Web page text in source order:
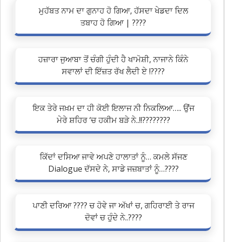
ਮੁਹੱਬਤ ਨਾਮ ਦਾ ਗੁਨਾਹ ਹੋ ਗਿਆ, ਹੱਸਦਾ ਖੇਡਦਾ ਦਿਲ
ਤਬਾਹ ਹੋ ਗਿਆ | ????
ਹਜ਼ਾਰਾ ਜੁਆਬਾ ਤੋਂ ਚੰਗੀ ਹੁੰਦੀ ਹੈ ਖਾਮੋਸ਼ੀ, ਨਾਜਾਨੇ ਕਿੰਨੇ
ਸਵਾਲਾਂ ਦੀ ਇੱਜ਼ਤ ਰੱਖ ਲੈਦੀ ਏ !????
ਇਕ ਤੇਰੇ ਜਖ਼ਮ ਦਾ ਹੀ ਕੋਈ ਇਲਾਜ ਨੀ ਨਿਕਲਿਆ….. ਉਂਜ
ਮੇਰੇ ਸ਼ਹਿਰ ‘ਚ ਹਕੀਮ ਬੜੇ ਨੇ..!!????????
ਕਿੱਦਾਂ ਦਸਿਆ ਜਾਵੇ ਅਪਣੇ ਹਾਲਾਤਾਂ ਨੂੰ… ਕਮਲੇ ਸੱਜਣ
Dialogue ਦੱਸਦੇ ਨੇ, ਸਾਡੇ ਜਜ਼ਬਾਤਾਂ ਨੂੰ…????
ਪਾਣੀ ਦਰਿਆ ???? ਚ ਹੋਵੇ ਜਾ ਅੱਖਾਂ ਚ, ਗਹਿਰਾਈ ਤੇ ਰਾਜ
ਦੋਵਾਂ ਚ ਹੁੰਦੇ ਨੇ..????